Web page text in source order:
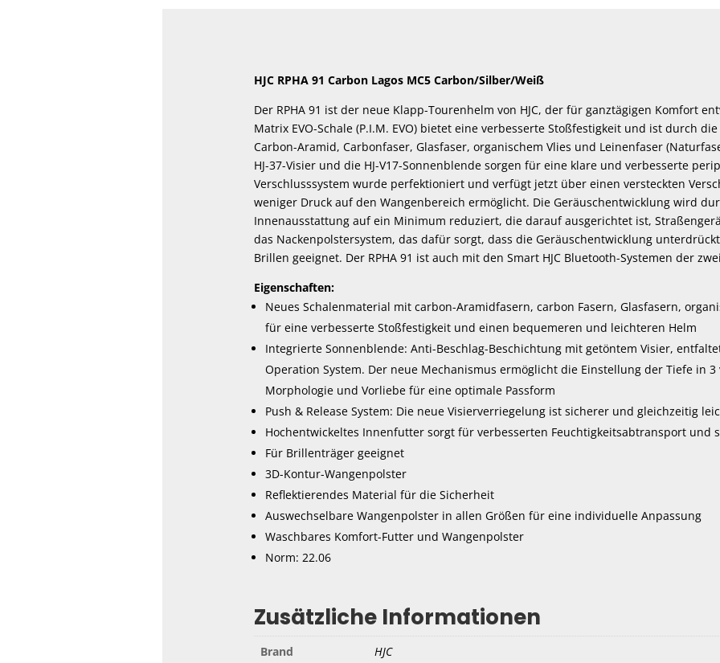
HJC RPHA 91 Carbon Lagos MC5 Carbon/Silber/Weiß
Der RPHA 91 ist der neue Klapp-Tourenhelm von HJC, der für ganztägigen Komfort
Matrix EVO-Schale (P.I.M. EVO) bietet eine verbesserte Stoßfestigkeit und ist durch
Carbon-Aramid, Carbonfaser, Glasfaser, organischem Vlies und Leinenfaser
HJ-37-Visier und die HJ-V17-Sonnenblende sorgen für eine klare und verbesserte
Verschlusssystem wurde perfektioniert und verfügt jetzt über einen versteckten
weniger Druck auf den Wangenbereich ermöglicht. Die Geräuschentwicklung wird
Innenausstattung auf ein Minimum reduziert, die darauf ausgerichtet ist,
das Nackenpolstersystem, das dafür sorgt, dass die Geräuschentwicklung
Brillen geeignet. Der RPHA 91 ist auch mit den Smart HJC Bluetooth-Systemen der
Eigenschaften:
Neues Schalenmaterial mit carbon-Aramidfasern, carbon Fasern, Glasfasern,
für eine verbesserte Stoßfestigkeit und einen bequemeren und leichteren Helm
Integrierte Sonnenblende: Anti-Beschlag-Beschichtung mit getöntem Visier,
Operation System. Der neue Mechanismus ermöglicht die Einstellung der Tiefe in
Morphologie und Vorliebe für eine optimale Passform
Push & Release System: Die neue Visierverriegelung ist sicherer und gleichzeitig
Hochentwickeltes Innenfutter sorgt für verbesserten Feuchtigkeitsabtransport und
Für Brillenträger geeignet
3D-Kontur-Wangenpolster
Reflektierendes Material für die Sicherheit
Auswechselbare Wangenpolster in allen Größen für eine individuelle Anpassung
Waschbares Komfort-Futter und Wangenpolster
Norm: 22.06
Zusätzliche Informationen
Brand
HJC